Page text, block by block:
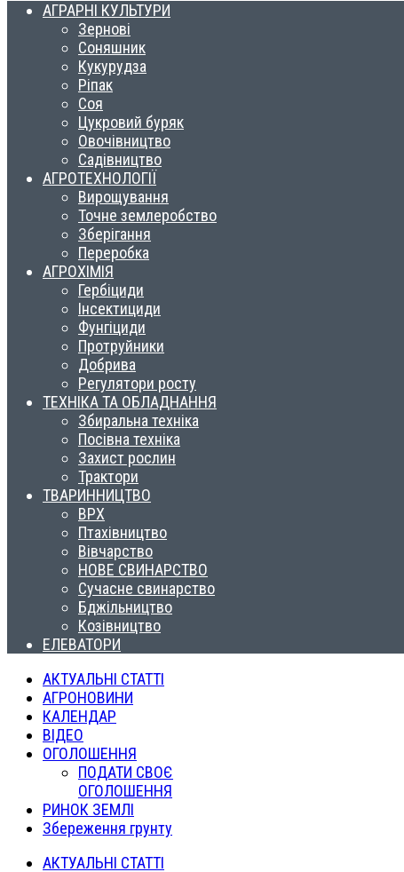
АГРАРНІ КУЛЬТУРИ
Зернові
Соняшник
Кукурудза
Ріпак
Соя
Цукровий буряк
Овочівництво
Садівництво
АГРОТЕХНОЛОГІЇ
Вирощування
Точне землеробство
Зберігання
Переробка
АГРОХІМІЯ
Гербіциди
Інсектициди
Фунгіциди
Протруйники
Добрива
Регулятори росту
ТЕХНІКА ТА ОБЛАДНАННЯ
Збиральна техніка
Посівна техніка
Захист рослин
Трактори
ТВАРИННИЦТВО
ВРХ
Птахівництво
Вівчарство
НОВЕ СВИНАРСТВО
Сучасне свинарство
Бджільництво
Козівництво
ЕЛЕВАТОРИ
АКТУАЛЬНІ СТАТТІ
АГРОНОВИНИ
КАЛЕНДАР
ВІДЕО
ОГОЛОШЕННЯ
ПОДАТИ СВОЄ
ОГОЛОШЕННЯ
РИНОК ЗЕМЛІ
Збереження грунту
АКТУАЛЬНІ СТАТТІ